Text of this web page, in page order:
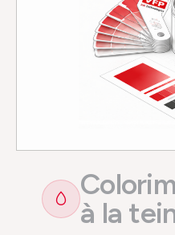
à la